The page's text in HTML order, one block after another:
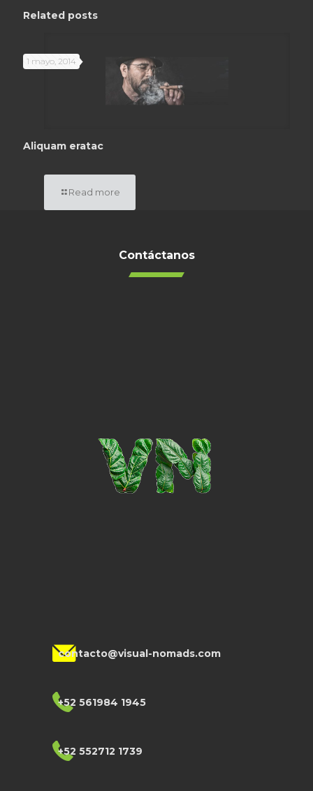
Related posts
1 mayo, 2014
Aliquam eratac
Read more
Contáctanos
contacto@visual-nomads.com
+52 561984 1945
+52 552712 1739